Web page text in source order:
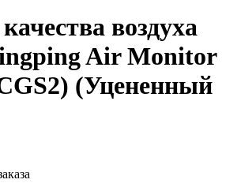
воздуха
Air Monitor
(Уцененный